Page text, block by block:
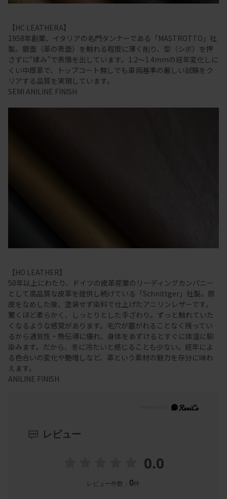
【HC LEATHERA】
1958年創業、イタリアの名門タンナーである「MASTROTTO」社
製。銀面（革の表面）を触れる程度に薄く削り、型（シボ）を押
さずに“揉み”で表情を出しています。1.2～1.4mmの経年変化しに
くい中厚革で、トップコート無しでも車両基準の厳しい試験をク
リアする品質を実現しています。
SEMI ANILINE FINISH
【HO LEATHER】
50年以上にわたり、ドイツの皮革産業のリーディングカンパニー
として高品質な皮革を提供し続けている「Schnittger」社製。原
皮をなめした後、塗装せず染料で仕上げたアニリンレザーです。
驚くほど柔らかく、しっとりとした手ざわり。ずっと触れていた
くなるような感覚があります。毛穴が塞がれることなく残ってい
るから通気性・熱伝導に優れ、身体をあずけるとすぐに体温に馴
染みます。だから、冬に冷たいと感じることも少ない。経年によ
る色合いの変化や艶増しなど、革という素材の魅力を存分に味わ
えます。
ANILINE FINISH
レビュー
0.0
レビュー件数： 0件